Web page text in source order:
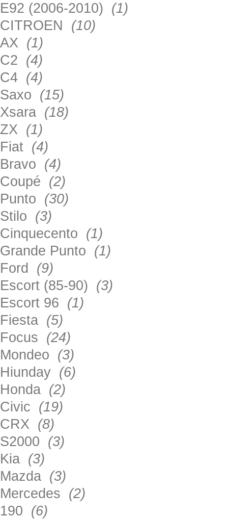
E92 (2006-2010) (1)
CITROEN (10)
AX (1)
C2 (4)
C4 (4)
Saxo (15)
Xsara (18)
ZX (1)
Fiat (4)
Bravo (4)
Coupé (2)
Punto (30)
Stilo (3)
Cinquecento (1)
Grande Punto (1)
Ford (9)
Escort (85-90) (3)
Escort 96 (1)
Fiesta (5)
Focus (24)
Mondeo (3)
Hiunday (6)
Honda (2)
Civic (19)
CRX (8)
S2000 (3)
Kia (3)
Mazda (3)
Mercedes (2)
190 (6)